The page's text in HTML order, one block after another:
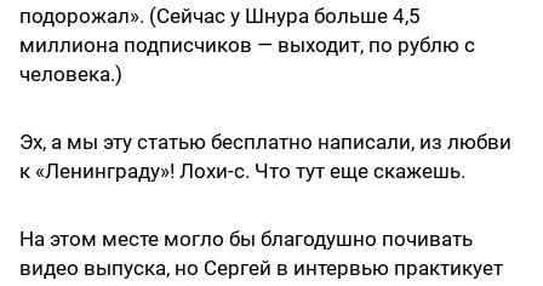
подорожал». (Сейчас у Шнура больше 4,5
миллиона подписчиков — выходит, по рублю с
человека.)
Эх, а мы эту статью бесплатно написали, из любви
к «Ленинграду»! Лохи-с. Что тут еще скажешь.
На этом месте могло бы благодушно почивать
видео выпуска, но Сергей в интервью практикует